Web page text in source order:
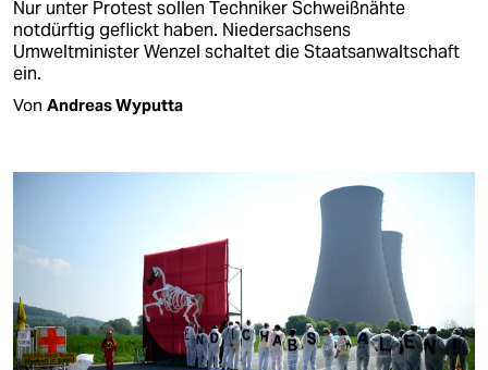
Nur unter Protest sollen Techniker Schweißnähte
notdürftig geflickt haben. Niedersachsens
Umweltminister Wenzel schaltet die Staatsanwaltschaft
ein.
Von Andreas Wyputta